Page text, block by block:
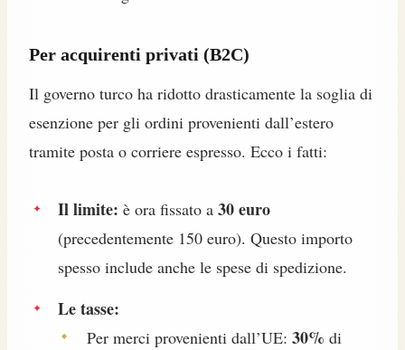
Per acquirenti privati (B2C)
Il governo turco ha ridotto drasticamente la soglia di
esenzione per gli ordini provenienti dall’estero
tramite posta o corriere espresso. Ecco i fatti:
Il limite: è ora fissato a 30 euro
(precedentemente 150 euro). Questo importo
spesso include anche le spese di spedizione.
Le tasse:
Per merci provenienti dall’UE: 30% di